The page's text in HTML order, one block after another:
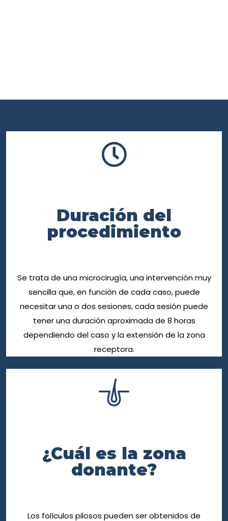
Duración del
procedimiento
Se trata de una microcirugía, una intervención muy
sencilla que, en función de cada caso, puede
necesitar una o dos sesiones, cada sesión puede
tener una duración aproximada de 8 horas
dependiendo del caso y la extensión de la zona
receptora.
¿Cuál es la zona
donante?
Los folículos pilosos pueden ser obtenidos de